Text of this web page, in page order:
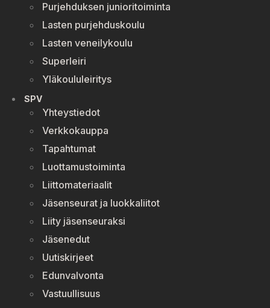
Purjehduksen junioritoiminta
Lasten purjehduskoulu
Lasten veneilykoulu
Superleiri
Yläkoululeiritys
SPV
Yhteystiedot
Verkkokauppa
Tapahtumat
Luottamustoiminta
Liittomateriaalit
Jäsenseurat ja luokkaliitot
Liity jäsenseuraksi
Jäsenedut
Uutiskirjeet
Edunvalvonta
Vastuullisuus